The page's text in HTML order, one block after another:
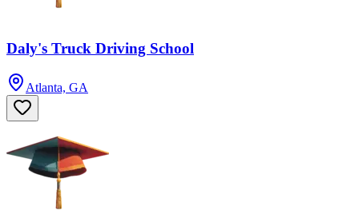
Daly's Truck Driving School
Atlanta, GA